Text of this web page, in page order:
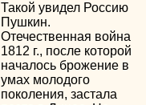
Такой увидел Россию
Пушкин.
Отечественная война
1812 г., после которой
началось брожение в
умах молодого
поколения, застала